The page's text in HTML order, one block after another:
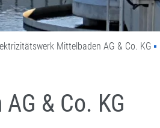
Mittelbaden AG & Co. KG
& Co. KG